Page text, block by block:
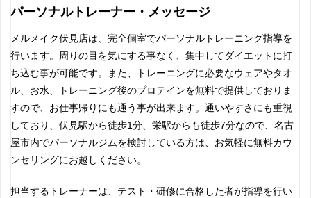
パーソナルトレーナー・メッセージ
メルメイク伏見店は、完全個室でパーソナルトレーニング指導を
行います。周りの目を気にする事なく、集中してダイエットに打
ち込む事が可能です。また、トレーニングに必要なウェアやタオ
ル、お水、トレーニング後のプロテインを無料で提供しておりま
すので、お仕事帰りにも通う事が出来ます。通いやすさにも重視
しており、伏見駅から徒歩1分、栄駅からも徒歩7分なので、名古
屋市内でパーソナルジムを検討している方は、お気軽に無料カウ
ンセリングにお越しください。
担当するトレーナーは、テスト・研修に合格した者が指導を行い